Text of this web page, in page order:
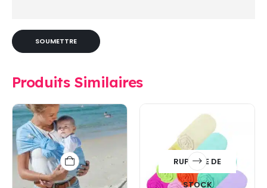
Produits Similaires
RUPTURE DE
STOCK